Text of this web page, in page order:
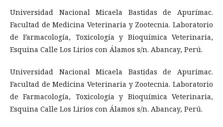
Universidad Nacional Micaela Bastidas de Apurímac.
Facultad de Medicina Veterinaria y Zootecnia. Laboratorio
de Farmacología, Toxicología y Bioquímica Veterinaria,
Esquina Calle Los Lirios con Álamos s/n. Abancay, Perú.
Universidad Nacional Micaela Bastidas de Apurímac.
Facultad de Medicina Veterinaria y Zootecnia. Laboratorio
de Farmacología, Toxicología y Bioquímica Veterinaria,
Esquina Calle Los Lirios con Álamos s/n. Abancay, Perú.